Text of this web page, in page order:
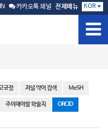
카카오톡 채널 전체메뉴 KOR
규정 저널 약어 검색 MeSH
주의해야할 학술지 ORCID